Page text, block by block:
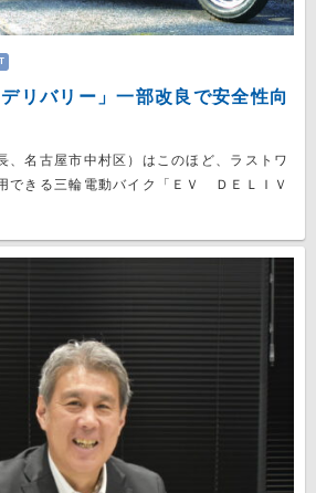
リバリー」一部改良で安全性向
、名古屋市中村区）はこのほど、ラストワ
できる三輪電動バイク「ＥＶ ＤＥＬＩＶ